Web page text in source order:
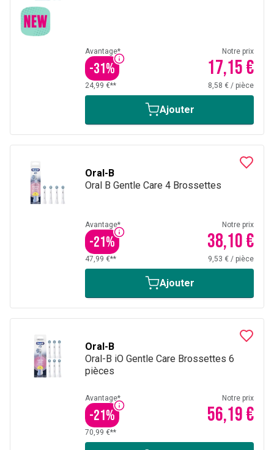
Avantage*
-31%
Notre prix
17,15 €
24,99 €** 8,58 € / pièce
Ajouter
Oral-B
Oral B Gentle Care 4 Brossettes
Avantage*
-21%
Notre prix
38,10 €
47,99 €** 9,53 € / pièce
Ajouter
Oral-B
Oral-B iO Gentle Care Brossettes 6
pièces
Avantage*
-21%
Notre prix
56,19 €
70,99 €**